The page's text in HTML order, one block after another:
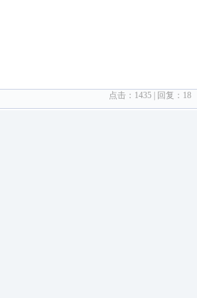
点击： 1435 | 回复： 18